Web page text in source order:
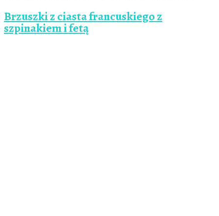
Brzuszki z ciasta francuskiego z
szpinakiem i fetą